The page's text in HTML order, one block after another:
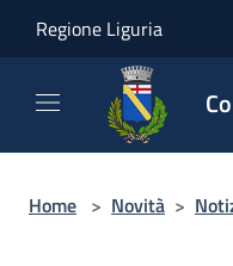
Regione Liguria
Home > Novità >